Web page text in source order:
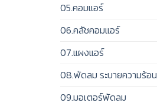
05.คอมแอร์
06.คลัชคอมแอร์
07.แผงแอร์
08.พัดลม ระบายความร้อน
09.มอเตอร์พัดลม